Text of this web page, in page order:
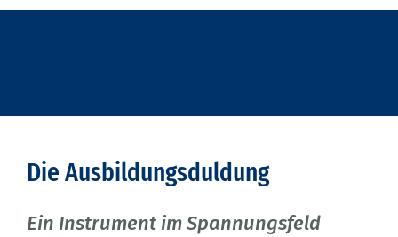
Die Ausbildungsduldung
Ein Instrument im Spannungsfeld